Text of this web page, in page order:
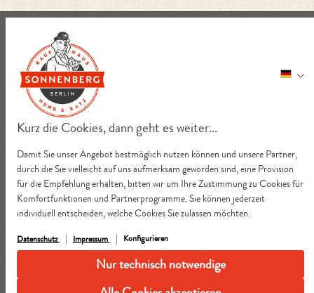
Kurz die Cookies, dann geht es weiter...
Damit Sie unser Angebot bestmöglich nutzen können und unsere Partner,
durch die Sie vielleicht auf uns aufmerksam geworden sind, eine Provision
für die Empfehlung erhalten, bitten wir um Ihre Zustimmung zu Cookies für
Komfortfunktionen und Partnerprogramme. Sie können jederzeit
individuell entscheiden, welche Cookies Sie zulassen möchten.
Datenschutz Impressum Konfigurieren
Nur technisch notwendige